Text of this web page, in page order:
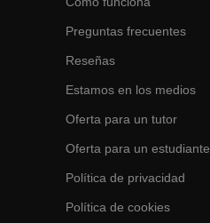
Preguntas frecuentes
Reseñas
Estamos en los medios
Oferta para un tutor
Oferta para un estudiante
Política de privacidad
Política de cookies